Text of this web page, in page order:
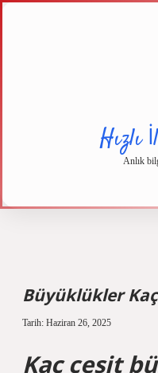
Hızlı
Anlık
Büyüklükler
Tarih: Haziran 26, 2025
Kaç çeşit